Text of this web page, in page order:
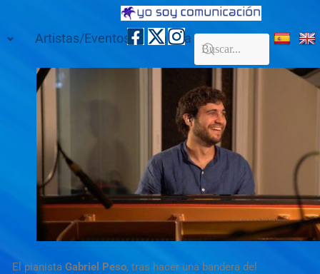
Artistas/Eventos Galería Contacto
El pianista Gabriel Peso, tras hacer una bandera del